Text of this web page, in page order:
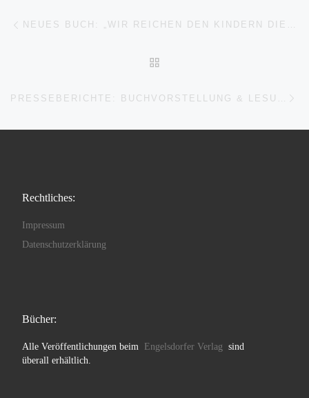
Beitragsnavigation
Rechtliches:
Impressum
Datenschutzerklärung
Bücher:
Alle Veröffentlichungen beim Engelsdorfer Verlag sind
überall erhältlich.